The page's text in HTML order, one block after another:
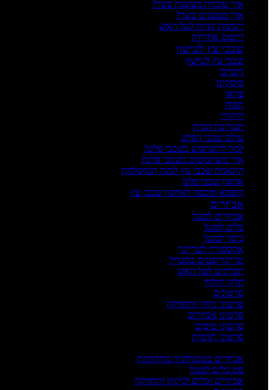
איך עובדת מעשנת בשר?
איך מעשנים בשר?
רשימת קניות לעל האש
רישום אחריות
שבבי עץ לעישון
שבבי עץ לעישון
דובדבן
מיסקיט
פקאן
תפוח
היקורי
תערובת הבית
עולם שבבי הפלט
למה להשתמש בשבבי פלט?
איך משתמשים בשבבי פלט?
התאמת שבבי עץ למנה המושלמת
אחסון שבבי פלט
קופסא ומכסה לאחסון שבבי עץ
אביזרים
אביזרים למנגל
כלים למנגל
כיסוי למנגל
אקססוריז לטרייגר
טרייגריסטים בסטייל
תבלינים לעל האש
חלקי חילוף
סרטונים
סרטוני ניקיון ותחזוקה
סרטוני אביזרים
סרטוני טיפים
סרטוני תדמית
אביזרים בטכנולוגיה מתקדמת
סט כלים למנגל
אביזרים וכלים לניקיון ותחזוקה